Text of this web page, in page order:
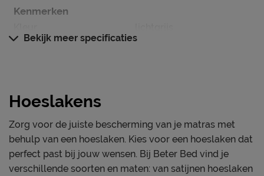
Kenmerken
Weeftechniek
Materiaal
Onderhoud
Wasinstructies wasbaar tot 60°C
drogen alleen op lage
Bekijk meer specificaties
Hoeslakens
Zorg voor de juiste bescherming van je matras met
behulp van een hoeslaken. Kies voor een hoeslaken dat
perfect past bij jouw wensen. Bij Beter Bed vind je
verschillende soorten en maten: van satijnen hoeslaken